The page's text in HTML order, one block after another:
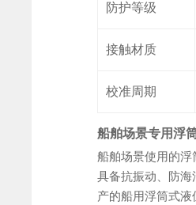
防护等级
接触材质
校准周期
船舶场景专用浮
船舶场景使用的浮
具备抗振动、防
产的船用浮筒式液